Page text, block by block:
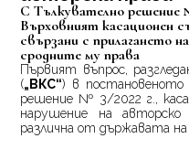
С Тълкувателно решение
Върховният касационен
свързани с прилагането
сродните му права
Първият въпрос,
(„ВКС“) в постановеното
решение № 3/2022 г.,
нарушение на
различна от държавата на